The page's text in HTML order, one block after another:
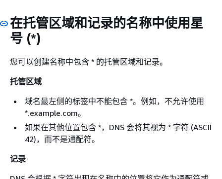
在托管区域和记录的名称中使用星
号 (*)
您可以创建名称中包含 * 的托管区域和记录。
托管区域
域名最左侧的标签中不能包含 *。例如，不允许使用
*.example.com。
如果在其他位置包含 *，DNS 会将其视为 * 字符 (ASCII
42)，而不是通配符。
记录